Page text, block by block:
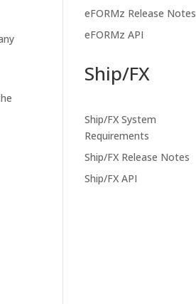
eFORMz Release Notes
eFORMz API
Ship/FX
Ship/FX System
Requirements
Ship/FX Release Notes
Ship/FX API